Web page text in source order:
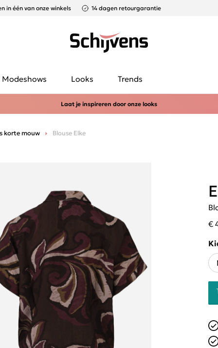
in één van onze winkels 14 dagen retourgarantie
Modeshows Looks Trends
Laat je inspireren door onze looks
korte mouw Blouse Elke
€